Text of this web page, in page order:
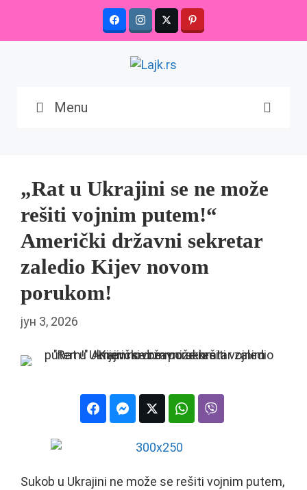
content
Menu
„Rat u Ukrajini se ne može
rešiti vojnim putem!“
Američki državni sekretar
zaledio Kijev novom
porukom!
јун 3, 2026
Sukob u Ukrajini ne može se rešiti vojnim putem,